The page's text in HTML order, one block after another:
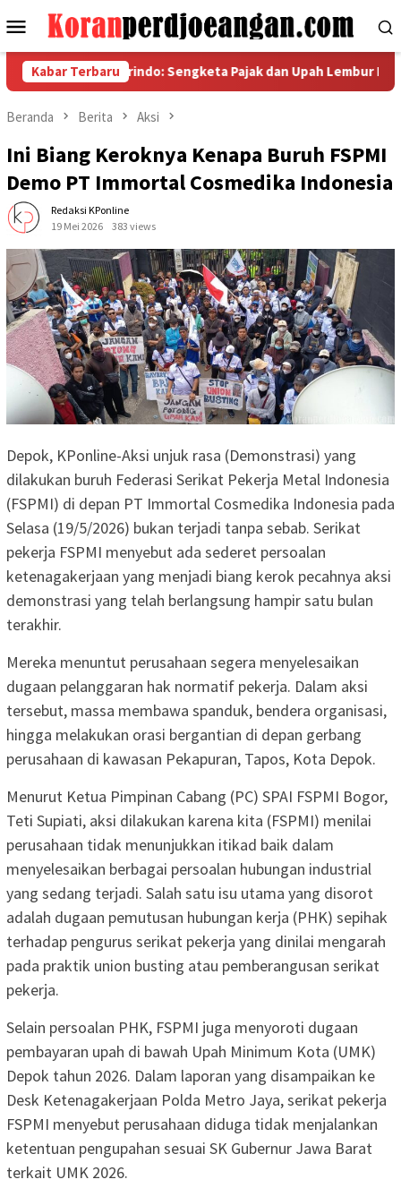
ke
Menu
Mobile
Kabar Terbaru
Powerindo: Sengketa Pajak dan Upah Lembur Belum
Beranda Berita Aksi
Ini Biang Keroknya Kenapa Buruh FSPMI
Demo PT Immortal Cosmedika Indonesia
Redaksi KPonline
19 Mei 2026
383 views
Depok, KPonline-Aksi unjuk rasa (Demonstrasi) yang
dilakukan buruh Federasi Serikat Pekerja Metal Indonesia
(FSPMI) di depan PT Immortal Cosmedika Indonesia pada
Selasa (19/5/2026) bukan terjadi tanpa sebab. Serikat
pekerja FSPMI menyebut ada sederet persoalan
ketenagakerjaan yang menjadi biang kerok pecahnya aksi
demonstrasi yang telah berlangsung hampir satu bulan
terakhir.
Mereka menuntut perusahaan segera menyelesaikan
dugaan pelanggaran hak normatif pekerja. Dalam aksi
tersebut, massa membawa spanduk, bendera organisasi,
hingga melakukan orasi bergantian di depan gerbang
perusahaan di kawasan Pekapuran, Tapos, Kota Depok.
Menurut Ketua Pimpinan Cabang (PC) SPAI FSPMI Bogor,
Teti Supiati, aksi dilakukan karena kita (FSPMI) menilai
perusahaan tidak menunjukkan itikad baik dalam
menyelesaikan berbagai persoalan hubungan industrial
yang sedang terjadi. Salah satu isu utama yang disorot
adalah dugaan pemutusan hubungan kerja (PHK) sepihak
terhadap pengurus serikat pekerja yang dinilai mengarah
pada praktik union busting atau pemberangusan serikat
pekerja.
Selain persoalan PHK, FSPMI juga menyoroti dugaan
pembayaran upah di bawah Upah Minimum Kota (UMK)
Depok tahun 2026. Dalam laporan yang disampaikan ke
Desk Ketenagakerjaan Polda Metro Jaya, serikat pekerja
FSPMI menyebut perusahaan diduga tidak menjalankan
ketentuan pengupahan sesuai SK Gubernur Jawa Barat
terkait UMK 2026.